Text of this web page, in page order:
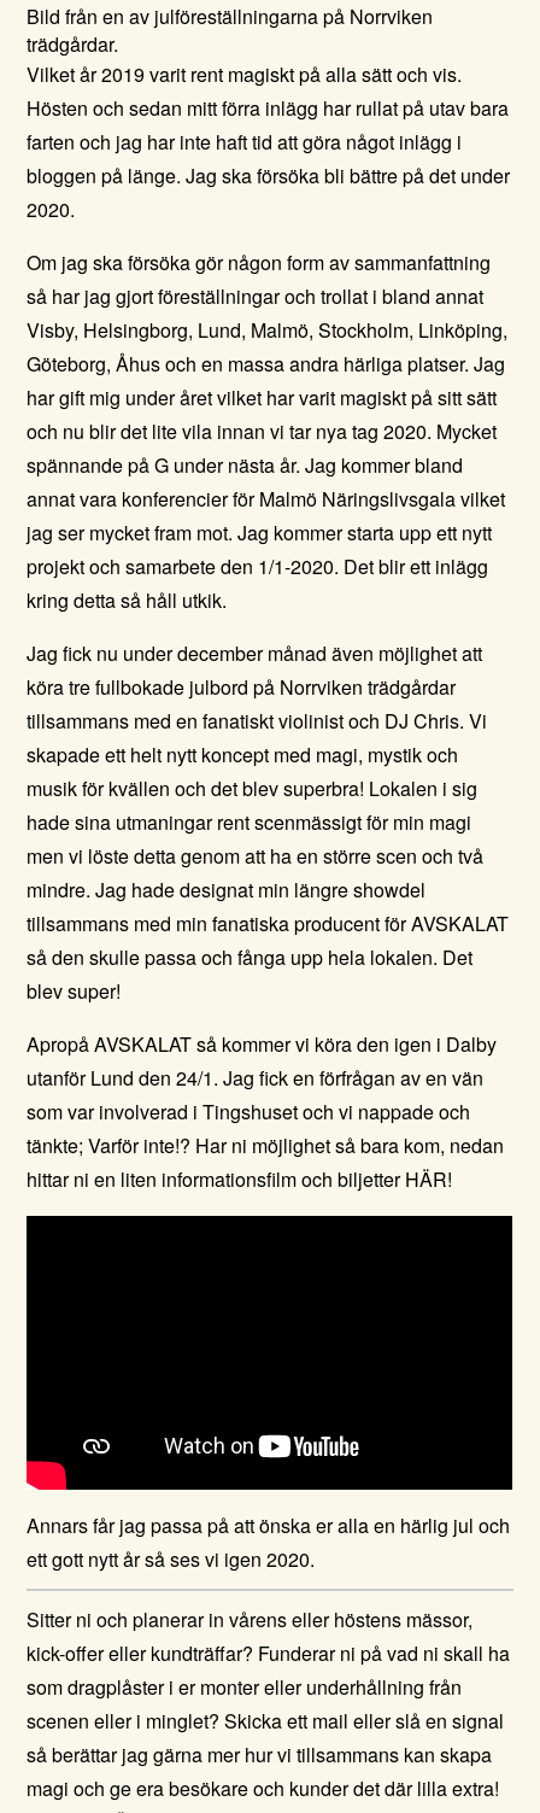
Bild från en av julföreställningarna på Norrviken
trädgårdar.
Vilket år 2019 varit rent magiskt på alla sätt och vis.
Hösten och sedan mitt förra inlägg har rullat på utav bara
farten och jag har inte haft tid att göra något inlägg i
bloggen på länge. Jag ska försöka bli bättre på det under
2020.
Om jag ska försöka gör någon form av sammanfattning
så har jag gjort föreställningar och trollat i bland annat
Visby, Helsingborg, Lund, Malmö, Stockholm, Linköping,
Göteborg, Åhus och en massa andra härliga platser. Jag
har gift mig under året vilket har varit magiskt på sitt sätt
och nu blir det lite vila innan vi tar nya tag 2020. Mycket
spännande på G under nästa år. Jag kommer bland
annat vara konferencier för Malmö Näringslivsgala vilket
jag ser mycket fram mot. Jag kommer starta upp ett nytt
projekt och samarbete den 1/1-2020. Det blir ett inlägg
kring detta så håll utkik.
Jag fick nu under december månad även möjlighet att
köra tre fullbokade julbord på Norrviken trädgårdar
tillsammans med en fanatiskt violinist och DJ Chris. Vi
skapade ett helt nytt koncept med magi, mystik och
musik för kvällen och det blev superbra! Lokalen i sig
hade sina utmaningar rent scenmässigt för min magi
men vi löste detta genom att ha en större scen och två
mindre. Jag hade designat min längre showdel
tillsammans med min fanatiska producent för AVSKALAT
så den skulle passa och fånga upp hela lokalen. Det
blev super!
Apropå AVSKALAT så kommer vi köra den igen i Dalby
utanför Lund den 24/1. Jag fick en förfrågan av en vän
som var involverad i Tingshuset och vi nappade och
tänkte; Varför inte!? Har ni möjlighet så bara kom, nedan
hittar ni en liten informationsfilm och biljetterHÄR!
Annars får jag passa på att önska er alla en härlig jul och
ett gott nytt år så ses vi igen 2020.
Sitter ni och planerar in vårens eller höstens mässor,
kick-offer eller kundträffar? Funderar ni på vad ni skall ha
som dragplåster i er monter eller underhållning från
scenen eller i minglet? Skicka ett mail eller slå en signal
så berättar jag gärna mer hur vi tillsammans kan skapa
magi och ge era besökare och kunder det där lilla extra!